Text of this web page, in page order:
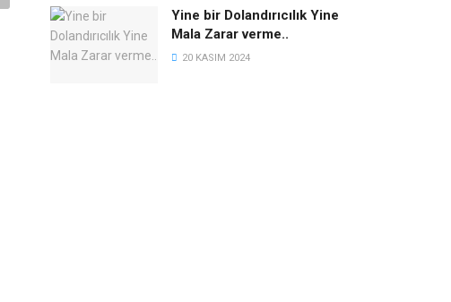
Yine bir Dolandırıcılık Yine
Mala Zarar verme..
20 KASIM 2024